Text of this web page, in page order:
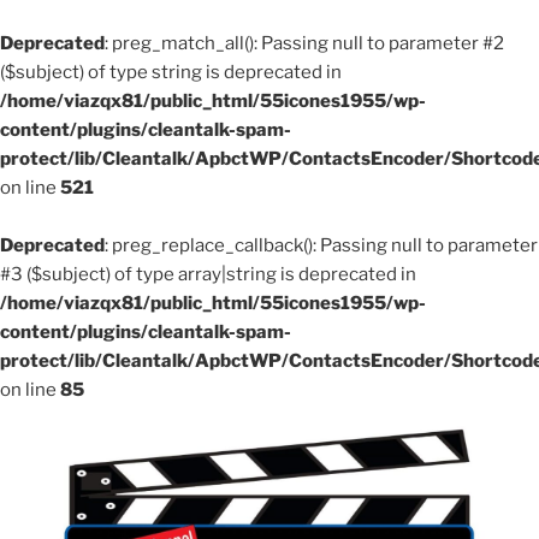
Deprecated: preg_match_all(): Passing null to parameter #2
($subject) of type string is deprecated in
/home/viazqx81/public_html/55icones1955/wp-
content/plugins/cleantalk-spam-
protect/lib/Cleantalk/ApbctWP/ContactsEncoder/
on line 521
Deprecated: preg_replace_callback(): Passing null to parameter
#3 ($subject) of type array|string is deprecated in
/home/viazqx81/public_html/55icones1955/wp-
content/plugins/cleantalk-spam-
protect/lib/Cleantalk/ApbctWP/ContactsEncoder/
on line 85